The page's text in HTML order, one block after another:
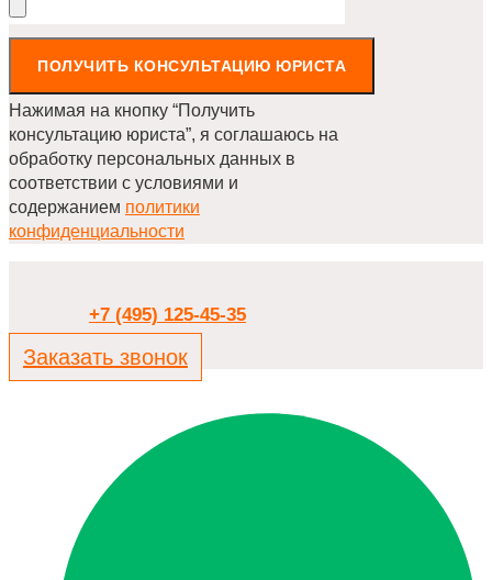
ПОЛУЧИТЬ КОНСУЛЬТАЦИЮ ЮРИСТА
Нажимая на кнопку “Получить
консультацию юриста”, я соглашаюсь на
обработку персональных данных в
соответствии с условиями и
содержанием политики
конфиденциальности
+7 (495) 125-45-35
Заказать звонок